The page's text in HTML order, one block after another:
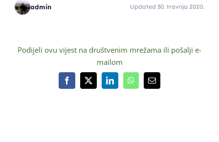
admin Updated 30. travnja 2020.
Podijeli ovu vijest na društvenim mrežama ili pošalji e-
mailom
Facebook
X LinkedInWhatsAppEmail: